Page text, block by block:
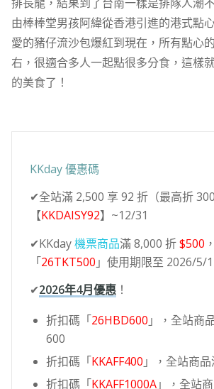
由棒棒堂男孩阿緯從香港引進的港式點
愛的豬仔流沙包爆紅到現在，所有點心
右，很適合多人一起點很多分食，這樣
的美食了！
KKday 優惠碼
✔全站滿 2,500 享 92 折（最高折
【KKDAISY92】~12/31
✔KKday機票商品滿 8,000 折$500
「26TKT500 」使用期限至 2026/5/1
✔2026年4月優惠！
折扣碼「26HBD600 」，全站商
600
折扣碼「KKAFF400 」，全站商
折扣碼「KKAFF1000A」，全站